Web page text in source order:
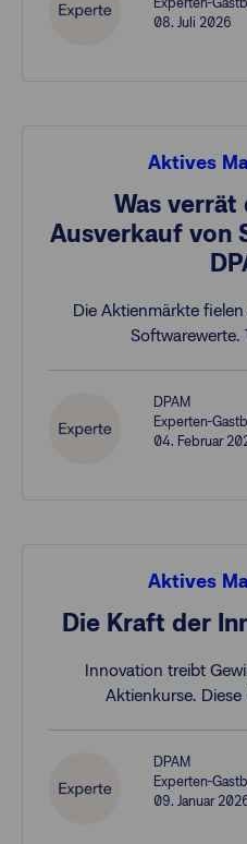
08. Juli 2026
Aktives
Was
Ausverkauf von
Die Aktienmärkte
Softwarewerte.
DPAM
Experten-
04. Februar
Aktives
Die Kraft der
Innovation treibt
Aktienkurse.
DPAM
Experten-
09. Januar